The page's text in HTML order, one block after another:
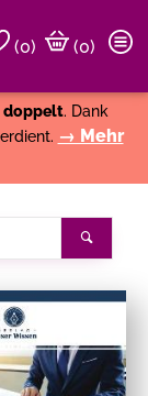
(0)
(0)
doppelt. Dank
→ Mehr